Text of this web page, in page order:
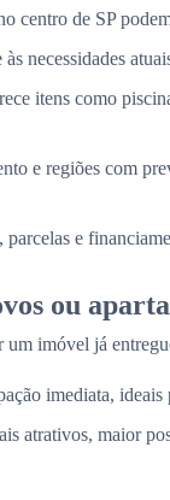
centro de SP
necessidades
itens como
e regiões com
parcelas e
ou
imóvel já
imediata,
atrativos, maior